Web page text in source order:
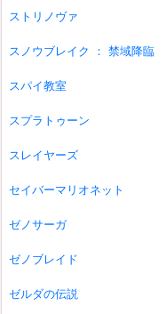
ストリノヴァ
スノウブレイク ： 禁域降臨
スパイ教室
スプラトゥーン
スレイヤーズ
セイバーマリオネット
ゼノサーガ
ゼノブレイド
ゼルダの伝説